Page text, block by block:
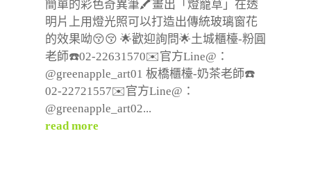
簡單的彩色奇異筆🖍️畫出「燈籠草」在透
明片上用燈光照可以打造出傳統玻璃窗花
的效果呦😚😚 🌟歡迎詢問🌟土城櫃檯-粉圓
老師☎️02-22631570✉️官方Line@：
@greenapple_art01 板橋櫃檯-奶茶老師☎️
02-22721557✉️官方Line@：
@greenapple_art02...
read more